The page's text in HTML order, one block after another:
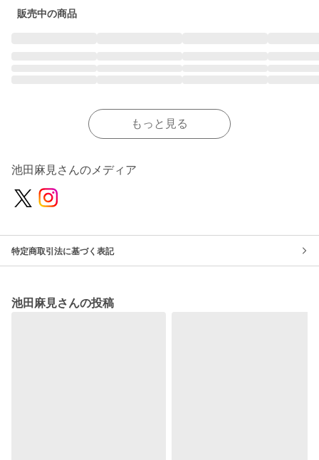
販売中の商品
もっと見る
池田麻見さんのメディア
特定商取引法に基づく表記
池田麻見さんの投稿